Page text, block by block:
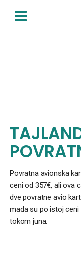
content
Povratna avionska
ceni od 357€, ali ova
dve povratne avio
mada su po istoj ceni
tokom juna.